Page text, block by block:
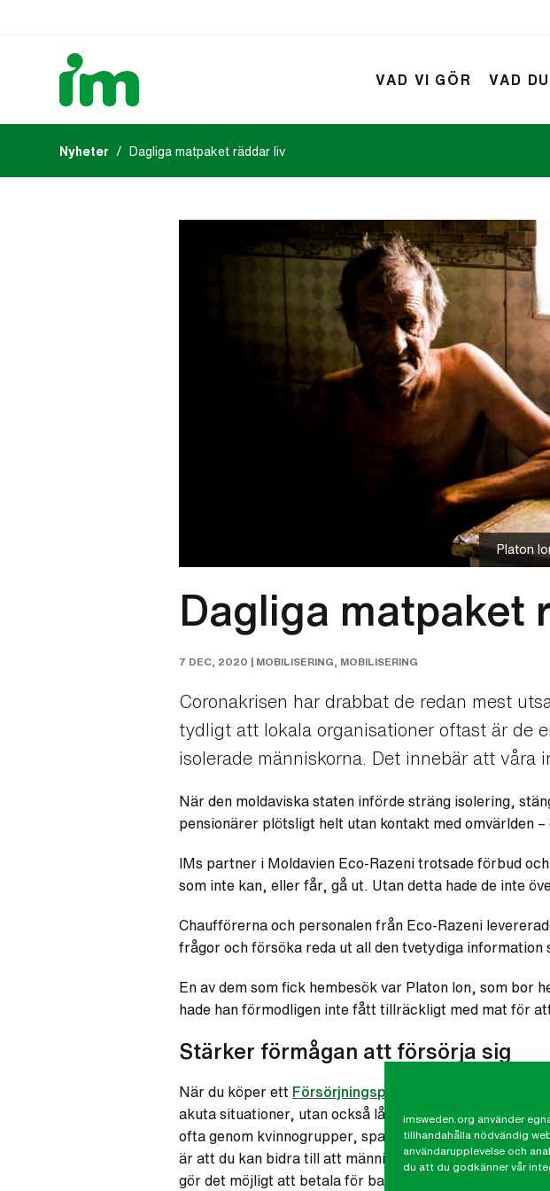
imsweden.org använder
tillhandahålla nödvändig
användarupplevelse och
du att du godkänner vår
VAD VI GÖR VAD
Nyheter Dagliga matpaket räddar liv
Platon
Dagliga matpaket
7 DEC, 2020 | MOBILISERING, MOBILISERING
Coronakrisen har drabbat de redan mest
tydligt att lokala organisationer oftast är de
isolerade människorna. Det innebär att våra
När den moldaviska staten införde sträng isolering,
pensionärer plötsligt helt utan kontakt med omvärlden –
IMs partner i Moldavien Eco-Razeni trotsade förbud
som inte kan, eller får, gå ut. Utan detta hade de inte
Chaufförerna och personalen från Eco-Razeni
frågor och försöka reda ut all den tvetydiga information
En av dem som fick hembesök var Platon Ion, som bor
hade han förmodligen inte fått tillräckligt med mat för
Stärker förmågan att försörja sig
När du köper ett Försörjningspaket
av IM möjliggör du
akuta situationer, utan också långsiktiga insatser för
ofta genom kvinnogrupper, sparlånegrupper eller mer
är att du kan bidra till att människor klarar sin
gör det möjligt att betala för barnens skolgång.